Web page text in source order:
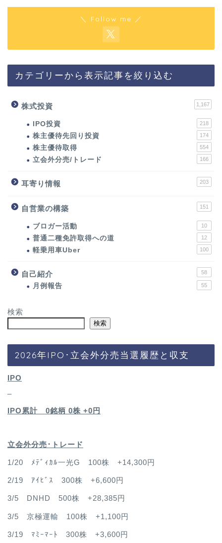
＼ Follow me ／
カテゴリーから表示記事を絞り込む
株式投資 1,167
IPO投資 218
株主優待先回り投資 174
株主優待取得 554
立会外分売/トレード 166
耳寄り情報 203
自営業の構築 151
ブロガー活動 10
普通二種免許取得への道 12
軽乗用車Uber 100
自己紹介 58
月例報告 55
検索
検索
2026年IPO･立会外分売当選履歴と収支
IPO
–
IPO累計 0銘柄 0株 +0円
立会外分売･トレード
1/20 ﾒﾃﾞｨｶﾙ一光G 100株 +14,300円
2/19 ｱｲﾋﾞｽ 300株 +6,600円
3/5 DNHD 500株 +28,385円
3/5 京極運輸 100株 +1,100円
3/19 ﾏﾐｰﾏｰﾄ 300株 +3,600円